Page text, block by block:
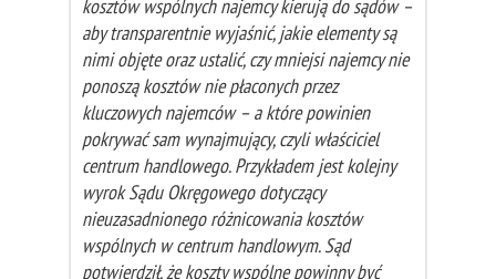
kosztów wspólnych najemcy kierują do sądów –
aby transparentnie wyjaśnić, jakie elementy są
nimi objęte oraz ustalić, czy mniejsi najemcy nie
ponoszą kosztów nie płaconych przez
kluczowych najemców – a które powinien
pokrywać sam wynajmujący, czyli właściciel
centrum handlowego. Przykładem jest kolejny
wyrok Sądu Okręgowego dotyczący
nieuzasadnionego różnicowania kosztów
wspólnych w centrum handlowym. Sąd
potwierdził, że koszty wspólne powinny być